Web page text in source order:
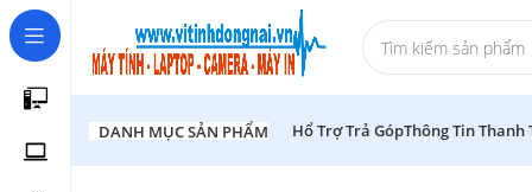
DANH MỤC SẢN PHẨM Hổ Trợ Trả GópThông Tin Thanh